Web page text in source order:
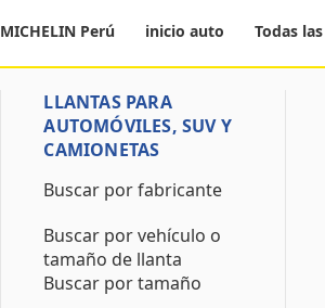
MICHELIN Perú inicio auto Todas
LLANTAS PARA
AUTOMÓVILES, SUV Y
CAMIONETAS
Buscar por fabricante
Buscar por vehículo o
tamaño de llanta
Buscar por tamaño